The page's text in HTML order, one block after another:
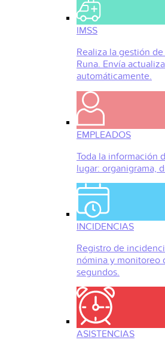
IMSS
Realiza la gestión
Runa. Envía
automáticamente.
EMPLEADOS
Toda la información
lugar: organigrama,
INCIDENCIAS
Registro de
nómina y monitoreo
segundos.
ASISTENCIAS